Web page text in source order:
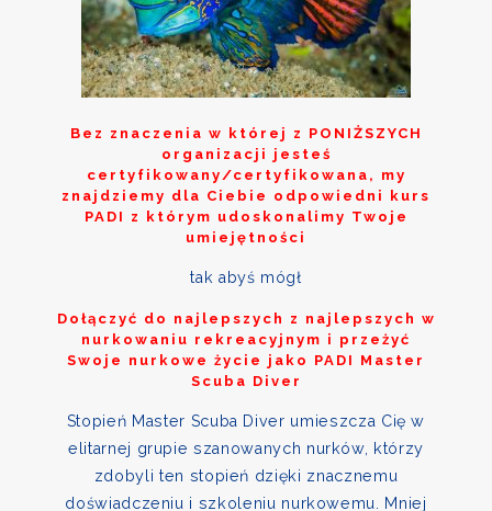
Bez znaczenia w której z PONIŻSZYCH
organizacji jesteś
certyfikowany/certyfikowana, my
znajdziemy dla Ciebie odpowiedni kurs
PADI z którym udoskonalimy Twoje
umiejętności
tak abyś mógł
Dołączyć do najlepszych z najlepszych w
nurkowaniu rekreacyjnym i przeżyć
Swoje nurkowe życie jako PADI Master
Scuba Diver
Stopień Master Scuba Diver umieszcza Cię w
elitarnej grupie szanowanych nurków, którzy
zdobyli ten stopień dzięki znacznemu
doświadczeniu i szkoleniu nurkowemu. Mniej